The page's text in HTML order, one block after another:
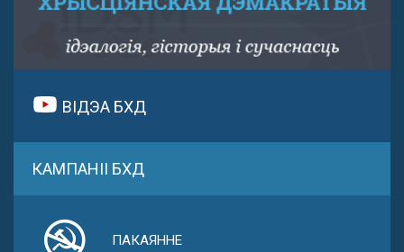
ВІДЭА БХД
КАМПАНІІ БХД
ПАКАЯННЕ